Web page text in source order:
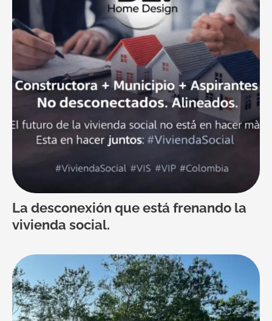
La desconexión que está frenando la
vivienda social.